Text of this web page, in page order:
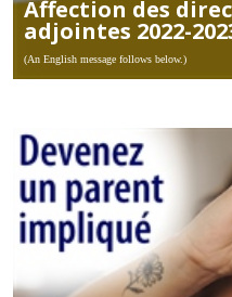
Affection des
adjointes 2022-
(An English message follows below.)